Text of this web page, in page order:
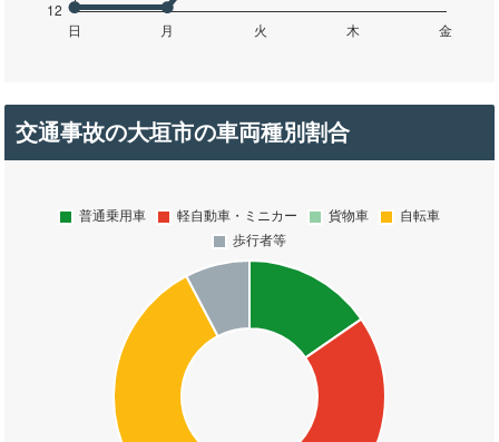
交通事故の大垣市の車両種別割合